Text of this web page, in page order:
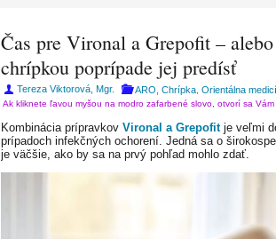
Čas pre Vironal a Grepofit – alebo
chrípkou poprípade jej predísť
Tereza Viktorová, Mgr. ARO, Chrípka, Orientálna
Ak kliknete ľavou myšou na modro zafarbené slovo, otvorí sa Vám
Kombinácia prípravkov Vironal a Grepofitje veľmi
prípadoch infekčných ochorení. Jedná sa o
je väčšie, ako by sa na prvý pohľad mohlo zdať.